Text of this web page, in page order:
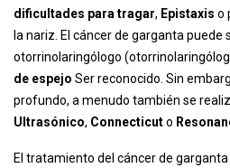
dificultades para tragar, Epistaxis o
la nariz. El cáncer de garganta puede
otorrinolaringólogo
de espejo Ser reconocido. Sin
profundo, a menudo también se
Ultrasónico, Connecticuto
El tratamiento del cáncer de